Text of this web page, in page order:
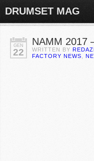
DRUMSET MAG
GEN
22
NAMM 2017
WRITTEN BY
FACTORY NEWS